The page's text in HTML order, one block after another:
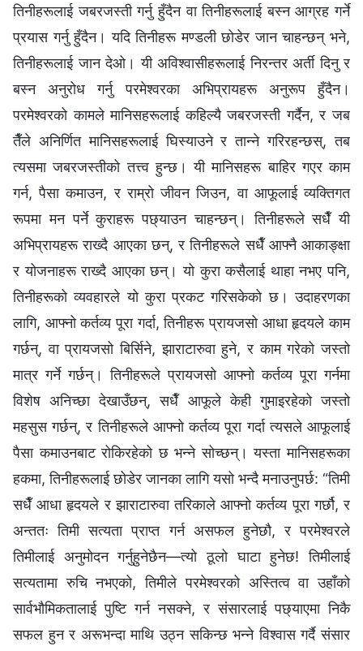
तिनीहरूलाई जबरजस्ती गर्नु हुँदैन वा तिनीहरूलाई बस्न आग्रह गर्ने
प्रयास गर्नु हुँदैन। यदि तिनीहरू मण्डली छोडेर जान चाहन्छन् भने,
तिनीहरूलाई जान देओ। यी अविश्‍वासीहरूलाई निरन्तर अर्ती दिनु र
बस्न अनुरोध गर्नु परमेश्‍वरका अभिप्रायहरू अनुरूप हुँदैन।
परमेश्‍वरको कामले मानिसहरूलाई कहिल्यै जबरजस्ती गर्दैन, र जब
तैँले अनिर्णित मानिसहरूलाई घिस्याउने र तान्‍ने गरिरहन्छस्, तब
त्यसमा जबरजस्तीको तत्त्व हुन्छ। यी मानिसहरू बाहिर गएर काम
गर्न, पैसा कमाउन, र राम्रो जीवन जिउन, वा आफूलाई व्यक्तिगत
रूपमा मन पर्ने कुराहरू पछ्याउन चाहन्छन्। तिनीहरूले सधैँ यी
अभिप्रायहरू राख्दै आएका छन्, र तिनीहरूले सधैँ आफ्नै आकाङ्क्षा
र योजनाहरू राख्दै आएका छन्। यो कुरा कसैलाई थाहा नभए पनि,
तिनीहरूको व्यवहारले यो कुरा प्रकट गरिसकेको छ। उदाहरणका
लागि, आफ्नो कर्तव्य पूरा गर्दा, तिनीहरू प्रायजसो आधा हृदयले काम
गर्छन्, वा प्रायजसो बिर्सिने, झाराटारुवा हुने, र काम गरेको जस्तो
मात्र गर्ने गर्छन्। तिनीहरूले प्रायजसो आफ्नो कर्तव्य पूरा गर्नमा
विशेष अनिच्छा देखाउँछन्, सधैँ आफूले केही गुमाइरहेको जस्तो
महसुस गर्छन्, र तिनीहरूले आफ्नो कर्तव्य पूरा गर्दा त्यसले आफूलाई
पैसा कमाउनबाट रोकिरहेको छ भन्ने सोच्छन्। यस्ता मानिसहरूका
हकमा, तिनीहरूलाई छोडेर जानका लागि यसो भन्दै मनाउनुपर्छ: “तिमी
सधैँ आधा हृदयले र झाराटारुवा तरिकाले आफ्नो कर्तव्य पूरा गर्छौ, र
अन्ततः तिमी सत्यता प्राप्त गर्न असफल हुनेछौ, र परमेश्‍वरले
तिमीलाई अनुमोदन गर्नुहुनेछैन—त्यो ठूलो घाटा हुनेछ! तिमीलाई
सत्यतामा रुचि नभएको, तिमीले परमेश्‍वरको अस्तित्व वा उहाँको
सार्वभौमिकतालाई पुष्टि गर्न नसक्ने, र संसारलाई पछ्याएमा निकै
सफल हुन र अरूभन्दा माथि उठ्न सकिन्छ भन्ने विश्‍वास गर्दै संसार